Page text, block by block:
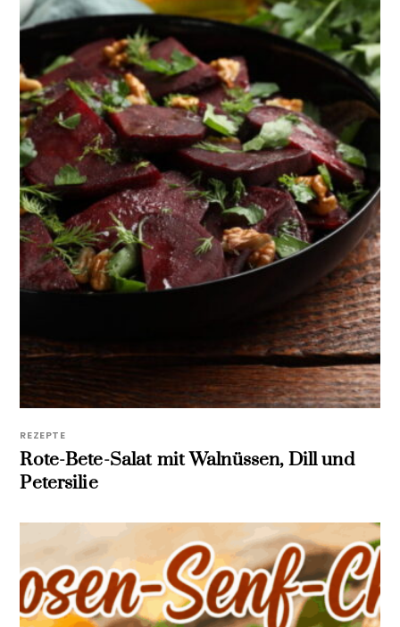
REZEPTE
Rote-Bete-Salat mit Walnüssen, Dill und
Petersilie